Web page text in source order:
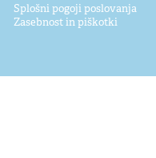
Splošni pogoji poslovanja
Zasebnost in piškotki